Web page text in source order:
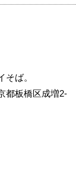
ば。
都板橋区成増2-